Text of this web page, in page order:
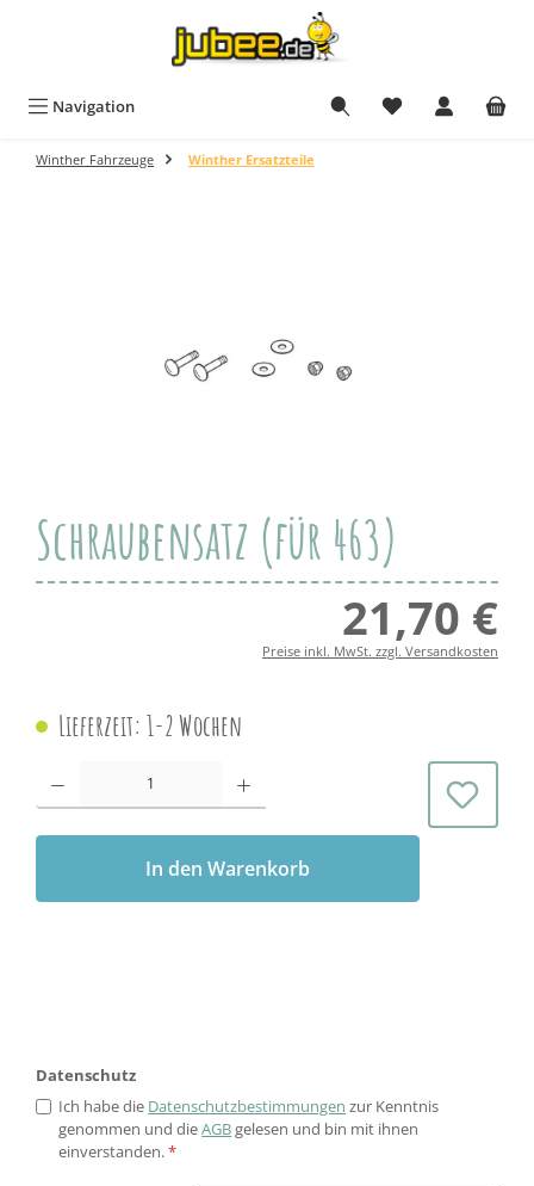
Navigation
Winther Fahrzeuge Winther Ersatzteile
Schraubensatz (für 463)
21,70 €
Preise inkl. MwSt. zzgl. Versandkosten
Lieferzeit: 1-2 Wochen
Produkt Anzahl: Gib den gewünschten Wert ein oder benutze die
In den Warenkorb
Datenschutz
Ich habe die Datenschutzbestimmungen zur Kenntnis
genommen und dieAGBgelesen und bin mit ihnen
einverstanden.*